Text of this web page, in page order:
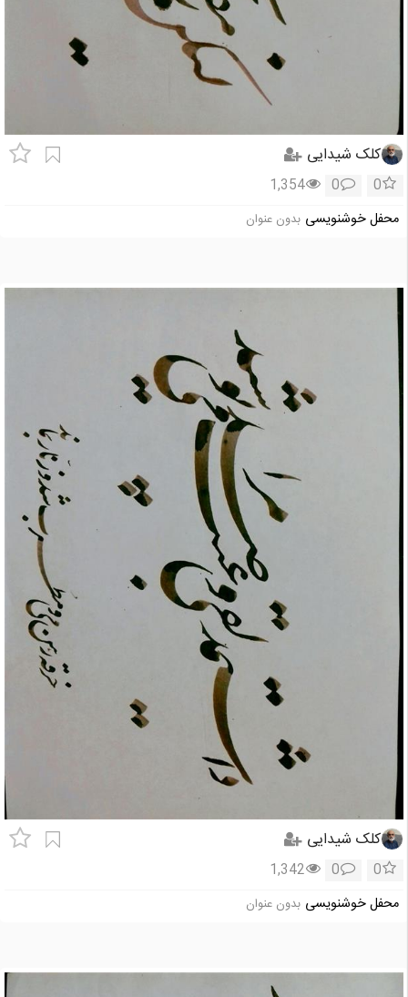
کلک شیدایی
0
0
1,354
محفل خوشنویسی بدون عنوان
کلک شیدایی
0
0
1,342
محفل خوشنویسی بدون عنوان